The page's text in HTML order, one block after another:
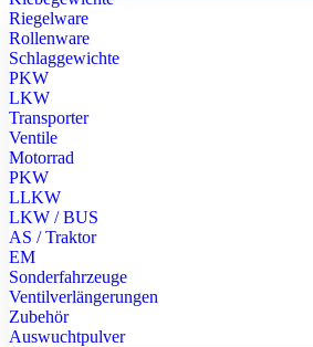
Riegelware
Rollenware
Schlaggewichte
PKW
LKW
Transporter
Ventile
Motorrad
PKW
LLKW
LKW / BUS
AS / Traktor
EM
Sonderfahrzeuge
Ventilverlängerungen
Zubehör
Auswuchtpulver